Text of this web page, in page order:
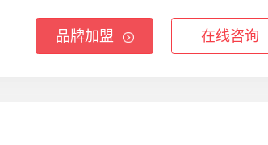
品牌加盟 在线咨询